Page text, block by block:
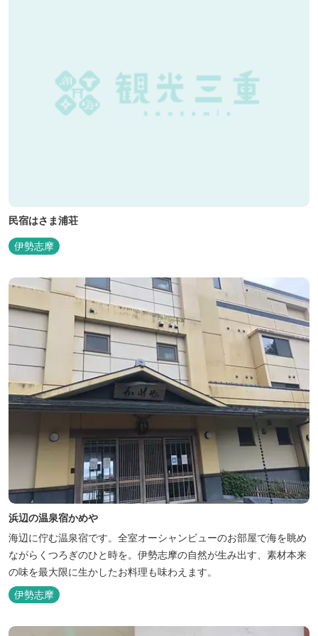
民宿はさま浦荘
伊勢志摩
浜辺の温泉宿かめや
海辺に佇む温泉宿です。全室オーシャンビューのお部屋で海を眺め
ながらくつろぎのひと時を。伊勢志摩の自然が生み出す、素材本来
の味を最大限に生かしたお料理も味わえます。
伊勢志摩